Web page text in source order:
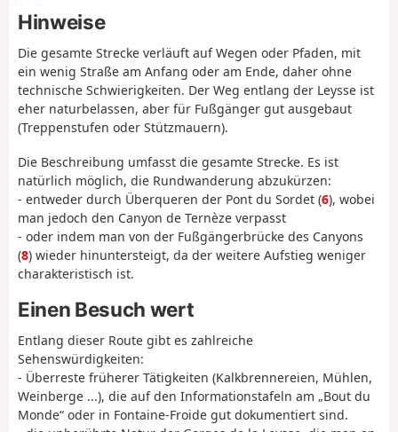
Hinweise
Die gesamte Strecke verläuft auf Wegen oder Pfaden, mit
ein wenig Straße am Anfang oder am Ende, daher ohne
technische Schwierigkeiten. Der Weg entlang der Leysse ist
eher naturbelassen, aber für Fußgänger gut ausgebaut
(Treppenstufen oder Stützmauern).
Die Beschreibung umfasst die gesamte Strecke. Es ist
natürlich möglich, die Rundwanderung abzukürzen:
- entweder durch Überqueren der Pont du Sordet (6), wobei
man jedoch den Canyon de Ternèze verpasst
- oder indem man von der Fußgängerbrücke des Canyons
(8) wieder hinuntersteigt, da der weitere Aufstieg weniger
charakteristisch ist.
Einen Besuch wert
Entlang dieser Route gibt es zahlreiche
Sehenswürdigkeiten:
- Überreste früherer Tätigkeiten (Kalkbrennereien, Mühlen,
Weinberge ...), die auf den Informationstafeln am „Bout du
Monde“ oder in Fontaine-Froide gut dokumentiert sind.